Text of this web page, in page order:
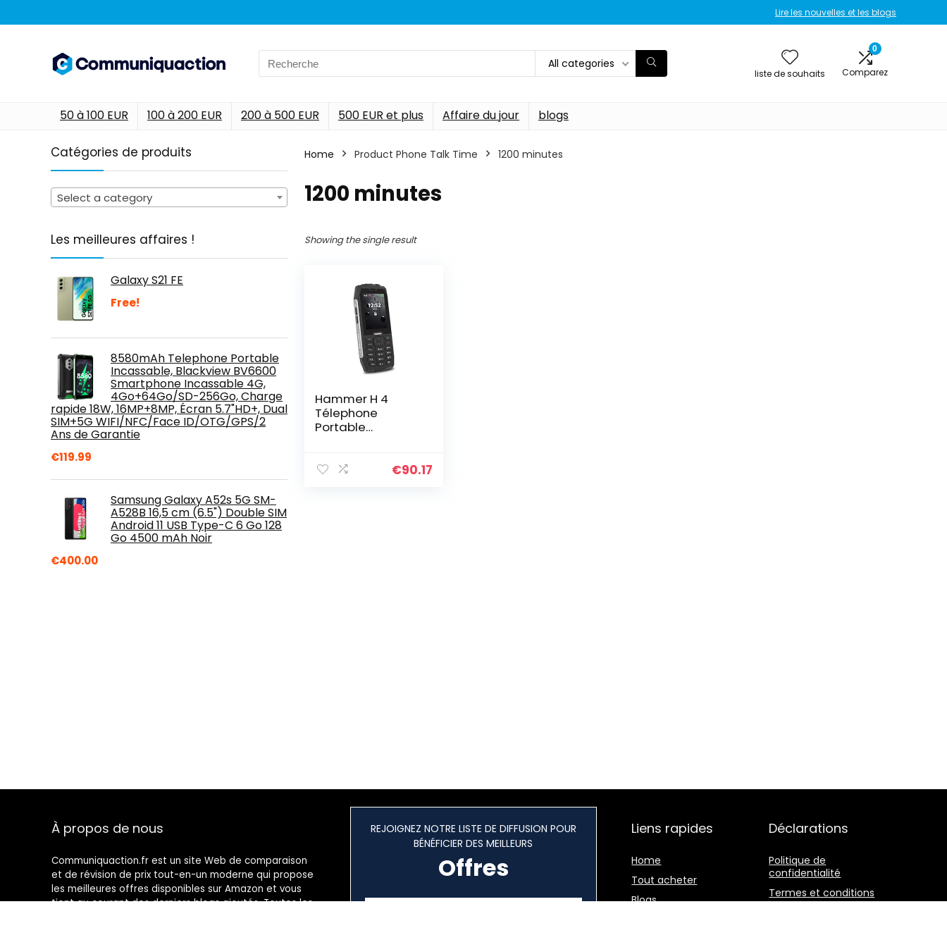
Lire les nouvelles et les blogs
Search
for:
All categories
liste de souhaits
0
Comparez
50 à 100 EUR 100 à 200 EUR 200 à 500 EUR 500 EUR et plus Affaire du jour blogs
Catégories de produits
Select a category
Les meilleures affaires !
Galaxy S21 FE
Free!
8580mAh Telephone Portable
Incassable, Blackview BV6600
Smartphone Incassable 4G,
4Go+64Go/SD-256Go, Charge
rapide 18W, 16MP+8MP, Écran 5.7"HD+, Dual
SIM+5G WIFI/NFC/Face ID/OTG/GPS/2
Ans de Garantie
€119.99
Samsung Galaxy A52s 5G SM-
A528B 16,5 cm (6.5") Double SIM
Android 11 USB Type-C 6 Go 128
Go 4500 mAh Noir
€400.00
Home Product Phone Talk Time ‎1200 minutes
‎1200 minutes
Showing the single result
Hammer H 4
Télephone
Portable
Résistant Etanche
€90.17
À propos de nous
Communiquaction.fr est un site Web de comparaison
et de révision de prix tout-en-un moderne qui propose
les meilleures offres disponibles sur Amazon et vous
tient au courant des derniers blogs ajoutés. Toutes les
REJOIGNEZ NOTRE LISTE DE DIFFUSION POUR
BÉNÉFICIER DES MEILLEURS
Offres
Liens rapides
Home
Tout acheter
Blogs
Déclarations
Politique de
confidentialité
Termes et conditions